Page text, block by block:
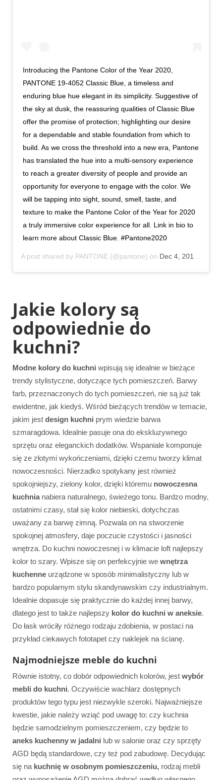
Introducing the Pantone Color of the Year 2020,
PANTONE 19-4052 Classic Blue, a timeless and
enduring blue hue elegant in its simplicity. Suggestive of
the sky at dusk, the reassuring qualities of Classic Blue
offer the promise of protection; highlighting our desire
for a dependable and stable foundation from which to
build. As we cross the threshold into a new era, Pantone
has translated the hue into a multi-sensory experience
to reach a greater diversity of people and provide an
opportunity for everyone to engage with the color. We
will be tapping into sight, sound, smell, taste, and
texture to make the Pantone Color of the Year for 2020
a truly immersive color experience for all. Link in bio to
learn more about Classic Blue. #Pantone2020
A post shared by PANTONE (@pantone) on Dec 4, 2019 at 4:28pm PST
Jakie kolory są
odpowiednie do
kuchni?
Modne kolory do kuchni wpisują się idealnie w bieżące
trendy stylistyczne, dotyczące tych pomieszczeń. Barwy
farb, przeznaczonych do tych pomieszczeń, nie są już tak
ewidentne, jak kiedyś. Wśród bieżących trendów w temacie,
jakim jest design kuchni prym wiedzie barwa
szmaragdowa. Idealnie pasuje ona do ekskluzywnego
sprzętu oraz eleganckich dodatków. Wspaniale komponuje
się ze złotymi wykończeniami, dzięki czemu tworzy klimat
nowoczesności. Nierzadko spotykany jest również
spokojniejszy, zielony kolor, dzięki któremu nowoczesna
kuchnianabiera naturalnego, świeżego tonu. Bardzo modny,
ostatnimi czasy, stał się kolor niebieski, dotychczas
uważany za barwę zimną. Pozwala on na stworzenie
spokojnej atmosfery, daje poczucie czystości i jasności
wnętrza. Do kuchni nowoczesnej i w klimacie loft najlepszy
kolor to szary. Wpisze się on perfekcyjnie we wnętrza
kuchenne urządzone w sposób minimalistyczny lub w
bardzo popularnym stylu skandynawskim czy industrialnym.
Idealnie dopasuje się praktycznie do każdej innej barwy,
dlatego jest to także najlepszy kolor do kuchni w aneksie.
Do łask wróciły różnego rodzaju zdobienia, w postaci na
przykład ciekawych fototapet czy naklejek na ścianę.
Najmodniejsze meble do kuchni
Równie istotny, co dobór odpowiednich kolorów, jest wybór
mebli do kuchni. Oczywiście wachlarz dostępnych
produktów tego typu jest niezwykle szeroki. Najważniejsze
kwestie, jakie należy wziąć pod uwagę to: czy kuchnia
będzie samodzielnym pomieszczeniem, czy będzie to
aneks kuchenny w jadalni lub w salonie oraz czy sprzęty
AGD będą standardowe, czy też pod zabudowę. Decydując
się na kuchnię w osobnym pomieszczeniu, rodzaj mebli